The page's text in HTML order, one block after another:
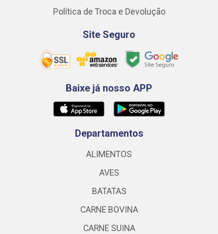
Política de Troca e Devolução
Site Seguro
Baixe já nosso APP
Departamentos
ALIMENTOS
AVES
BATATAS
CARNE BOVINA
CARNE SUINA